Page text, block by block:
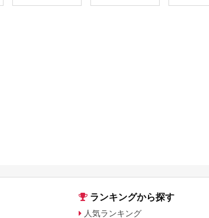
ランキングから探す
人気ランキング